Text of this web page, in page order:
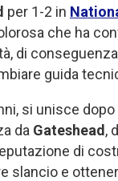
per 1-2 in
che ha
di
guida
si unisce dopo
da Gateshead,
di
slancio e